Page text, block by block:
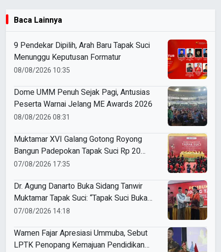
Baca Lainnya
9 Pendekar Dipilih, Arah Baru Tapak Suci
Menunggu Keputusan Formatur
08/08/2026 10:35
Dome UMM Penuh Sejak Pagi, Antusias
Peserta Warnai Jelang ME Awards 2026
08/08/2026 08:31
Muktamar XVI Galang Gotong Royong
Bangun Padepokan Tapak Suci Rp 20
Miliar
07/08/2026 17:35
Dr. Agung Danarto Buka Sidang Tanwir
Muktamar Tapak Suci: “Tapak Suci Bukan
Organisasi Ko Ping Ho dan Dracin”
07/08/2026 14:18
Wamen Fajar Apresiasi Ummuba, Sebut
LPTK Penopang Kemajuan Pendidikan